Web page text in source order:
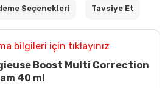
Seçenekleri Tavsiye Et
bilgileri için tıklayınız
Boost Multi Correction
40 ml